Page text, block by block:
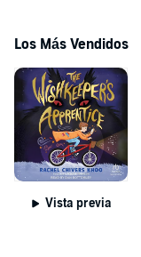
Los Más Vendidos
Vista previa